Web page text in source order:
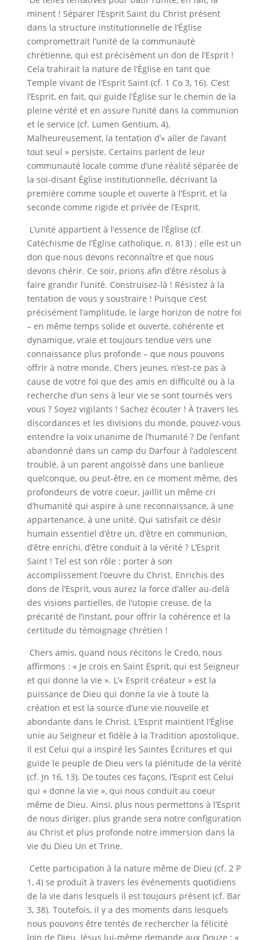
minent ! Séparer l’Esprit Saint du Christ présent
dans la structure institutionnelle de l’Église
compromettrait l’unité de la communauté
chrétienne, qui est précisément un don de l’Esprit !
Cela trahirait la nature de l’Église en tant que
Temple vivant de l’Esprit Saint (cf. 1 Co 3, 16). C’est
l’Esprit, en fait, qui guide l’Église sur le chemin de la
pleine vérité et en assure l’unité dans la communion
et le service (cf. Lumen Gentium, 4).
Malheureusement, la tentation d’« aller de l’avant
tout seul » persiste. Certains parlent de leur
communauté locale comme d’une réalité séparée de
la soi-disant Église institutionnelle, décrivant la
première comme souple et ouverte à l’Esprit, et la
seconde comme rigide et privée de l’Esprit.
L’unité appartient à l’essence de l’Église (cf.
Catéchisme de l’Église catholique, n. 813) ; elle est un
don que nous devons reconnaître et que nous
devons chérir. Ce soir, prions afin d’être résolus à
faire grandir l’unité. Construisez-là ! Résistez à la
tentation de vous y soustraire ! Puisque c’est
précisément l’amplitude, le large horizon de notre foi
– en même temps solide et ouverte, cohérente et
dynamique, vraie et toujours tendue vers une
connaissance plus profonde – que nous pouvons
offrir à notre monde. Chers jeunes, n’est-ce pas à
cause de votre foi que des amis en difficulté ou à la
recherche d’un sens à leur vie se sont tournés vers
vous ? Soyez vigilants ! Sachez écouter ! À travers les
discordances et les divisions du monde, pouvez-vous
entendre la voix unanime de l’humanité ? De l’enfant
abandonné dans un camp du Darfour à l’adolescent
troublé, à un parent angoissé dans une banlieue
quelconque, ou peut-être, en ce moment même, des
profondeurs de votre coeur, jaillit un même cri
d’humanité qui aspire à une reconnaissance, à une
appartenance, à une unité. Qui satisfait ce désir
humain essentiel d’être un, d’être en communion,
d’être enrichi, d’être conduit à la vérité ? L’Esprit
Saint ! Tel est son rôle : porter à son
accomplissement l’oeuvre du Christ. Enrichis des
dons de l’Esprit, vous aurez la force d’aller au-delà
des visions partielles, de l’utopie creuse, de la
précarité de l’instant, pour offrir la cohérence et la
certitude du témoignage chrétien !
Chers amis, quand nous récitons le Credo, nous
affirmons : « Je crois en Saint Esprit, qui est Seigneur
et qui donne la vie ». L’« Esprit créateur » est la
puissance de Dieu qui donne la vie à toute la
création et est la source d’une vie nouvelle et
abondante dans le Christ. L’Esprit maintient l’Église
unie au Seigneur et fidèle à la Tradition apostolique.
Il est Celui qui a inspiré les Saintes Écritures et qui
guide le peuple de Dieu vers la plénitude de la vérité
(cf. Jn 16, 13). De toutes ces façons, l’Esprit est Celui
qui « donne la vie », qui nous conduit au coeur
même de Dieu. Ainsi, plus nous permettons à l’Esprit
de nous diriger, plus grande sera notre configuration
au Christ et plus profonde notre immersion dans la
vie du Dieu Un et Trine.
Cette participation à la nature même de Dieu (cf. 2 P
1, 4) se produit à travers les événements quotidiens
de la vie dans lesquels il est toujours présent (cf. Bar
3, 38). Toutefois, il y a des moments dans lesquels
nous pouvons être tentés de rechercher la félicité
loin de Dieu. Jésus lui-même demande aux Douze : «